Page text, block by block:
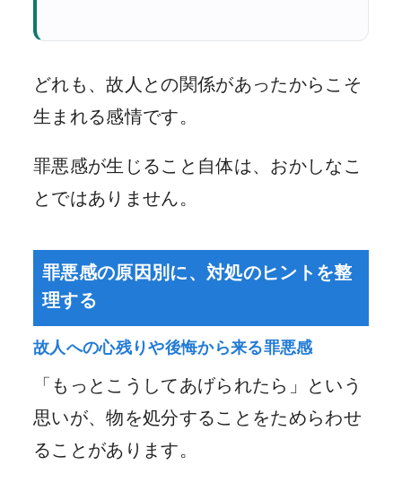
どれも、故人との関係があったからこそ
生まれる感情です。
罪悪感が生じること自体は、おかしなこ
とではありません。
罪悪感の原因別に、対処のヒントを整
理する
故人への心残りや後悔から来る罪悪感
「もっとこうしてあげられたら」という
思いが、物を処分することをためらわせ
ることがあります。